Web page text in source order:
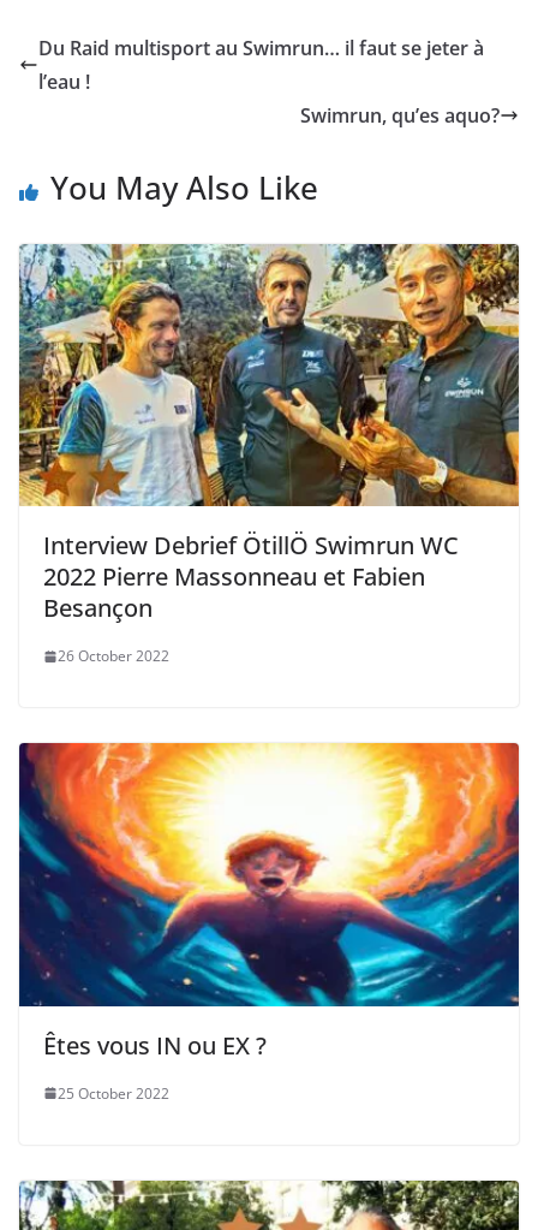
Du Raid multisport au Swimrun… il faut se jeter à
l’eau !
Swimrun, qu’es aquo?
You May Also Like
Interview Debrief ÖtillÖ Swimrun WC
2022 Pierre Massonneau et Fabien
Besançon
26 October 2022
Êtes vous IN ou EX ?
25 October 2022